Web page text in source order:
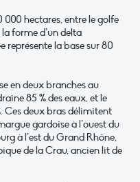
000 hectares, entre le golfe
forme d’un delta
la base sur 80
en deux branches au
85 % des eaux, et le
Ces deux bras délimitent
gardoise à l’ouest du
à l’est du Grand Rhône,
de la Crau, ancien lit de